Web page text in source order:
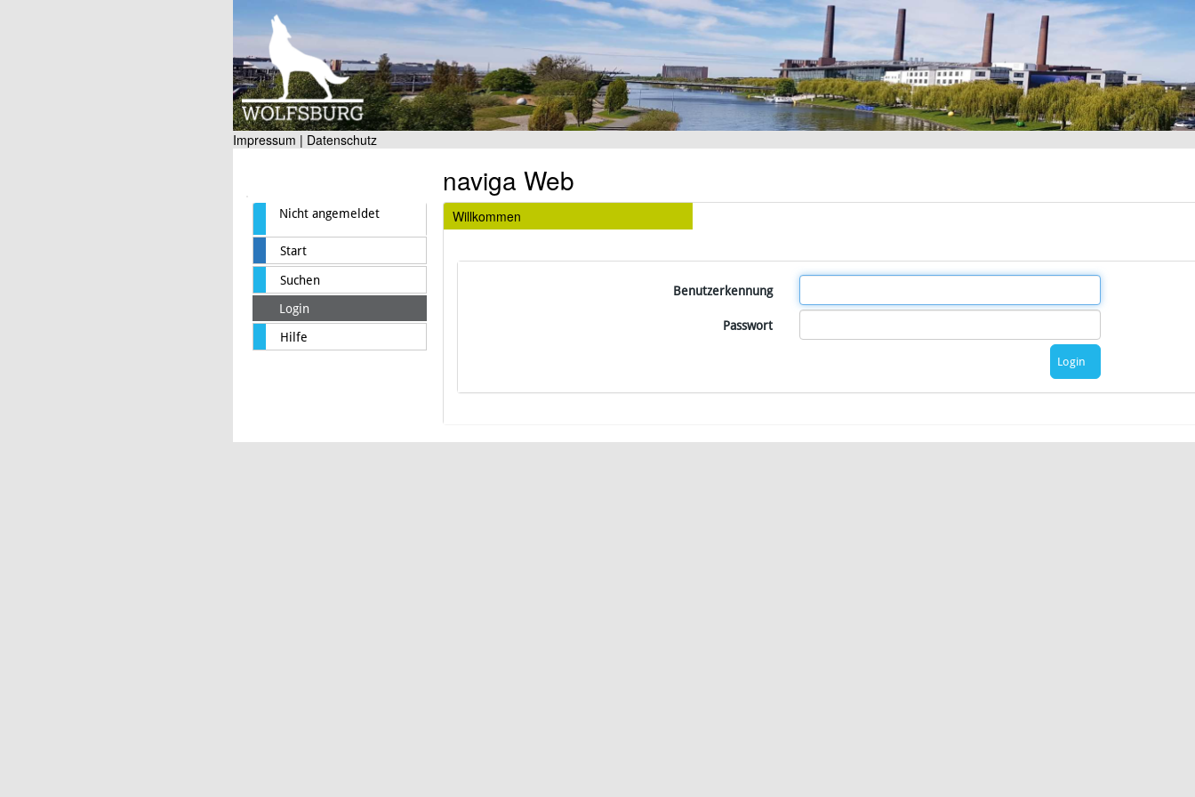
Impressum | Datenschutz
Nicht angemeldet
Start
Suchen
Login
Hilfe
naviga Web
Willkommen
Benutzerkennung
Passwort